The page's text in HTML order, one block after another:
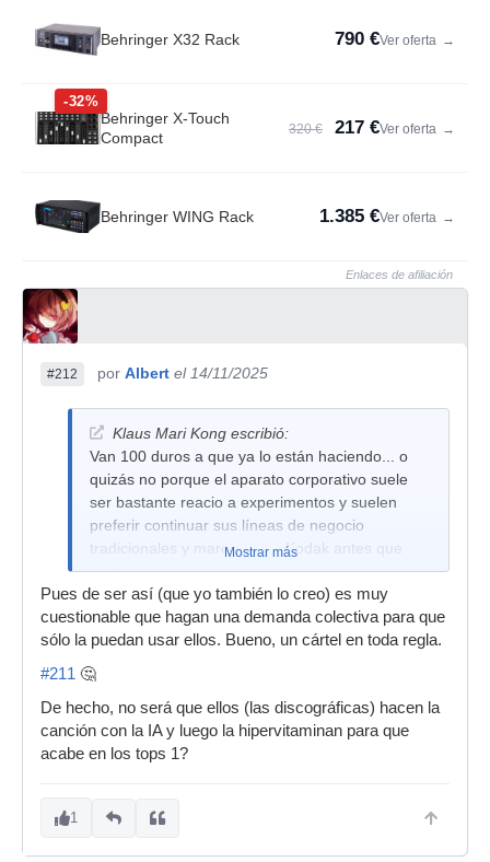
Behringer X32 Rack 790 €Ver oferta →
-32%
Behringer X-Touch
Compact
320 € 217 €Ver oferta →
Behringer WING Rack 1.385 €Ver oferta →
Enlaces de afiliación
#212 por Albert el 14/11/2025
Klaus Mari Kong escribió:
Van 100 duros a que ya lo están haciendo... o
quizás no porque el aparato corporativo suele
ser bastante reacio a experimentos y suelen
preferir continuar sus líneas de negocio
tradicionales y marcarse un Kodak antes que
innovar.
Mostrar más
Pues de ser así (que yo también lo creo) es muy
cuestionable que hagan una demanda colectiva para que
sólo la puedan usar ellos. Bueno, un cártel en toda regla.
#211 🤔
De hecho, no será que ellos (las discográficas) hacen la
canción con la IA y luego la hipervitaminan para que
acabe en los tops 1?
1